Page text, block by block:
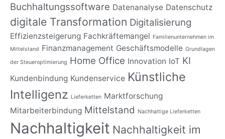
Buchhaltungssoftware Datenanalyse Datenschutz
digitale Transformation Digitalisierung
Effizienzsteigerung Fachkräftemangel Familienunternehmen im
Mittelstand Finanzmanagement Geschäftsmodelle Grundlagen
der Steueroptimierung Home Office Innovation IoT KI
Kundenbindung Kundenservice Künstliche
Intelligenz Lieferketten Marktforschung
Mitarbeiterbindung Mittelstand Nachhaltige Lieferketten
Nachhaltigkeit Nachhaltigkeit im